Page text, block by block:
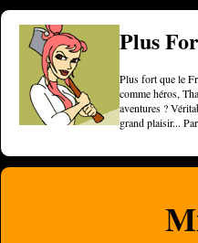
Plus
Plus fort que le
comme héros,
aventures ?
grand plaisir...